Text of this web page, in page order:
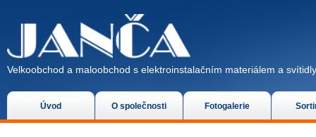
Úvod O společnosti Fotogalerie
Velkoobchod a maloobchod s elektroinstalačním materiálem a